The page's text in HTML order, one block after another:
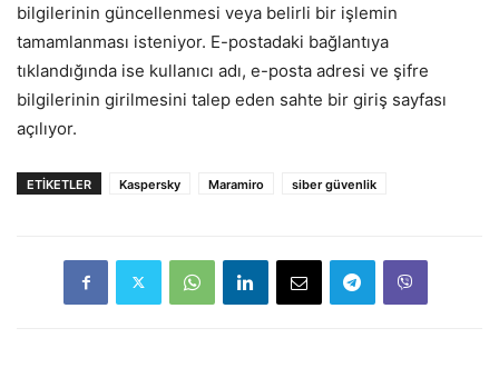
bilgilerinin güncellenmesi veya belirli bir işlemin
tamamlanması isteniyor. E-postadaki bağlantıya
tıklandığında ise kullanıcı adı, e-posta adresi ve şifre
bilgilerinin girilmesini talep eden sahte bir giriş sayfası
açılıyor.
ETIKETLER Kaspersky Maramiro siber güvenlik